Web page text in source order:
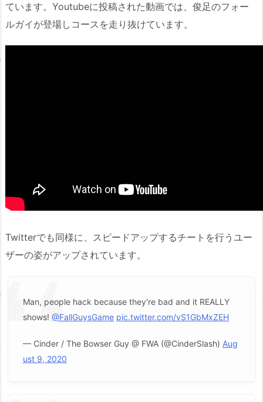
ています。Youtubeに投稿された動画では、俊足のフォー
ルガイが登場しコースを走り抜けています。
Twitterでも同様に、スピードアップするチートを行うユー
ザーの姿がアップされています。
Man, people hack because they're bad and it REALLY
shows! @FallGuysGame pic.twitter.com/vS1GbMxZEH
— Cinder / The Bowser Guy @ FWA (@CinderSlash) Aug
ust 9, 2020